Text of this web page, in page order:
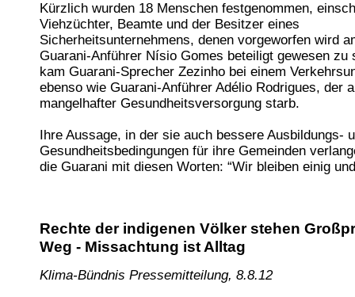
Kürzlich wurden 18 Menschen festgenommen,
Viehzüchter, Beamte und der Besitzer eines
Sicherheitsunternehmens, denen vorgeworfen wird
Guarani-Anführer Nísio Gomes beteiligt gewesen zu
kam Guarani-Sprecher Zezinho bei einem
ebenso wie Guarani-Anführer Adélio Rodrigues, der
mangelhafter Gesundheitsversorgung starb.
Ihre Aussage, in der sie auch bessere Ausbildungs-
Gesundheitsbedingungen für ihre Gemeinden
die Guarani mit diesen Worten: “Wir bleiben einig
Rechte der indigenen Völker stehen
Weg - Missachtung ist Alltag
Klima-Bündnis Pressemitteilung, 8.8.12